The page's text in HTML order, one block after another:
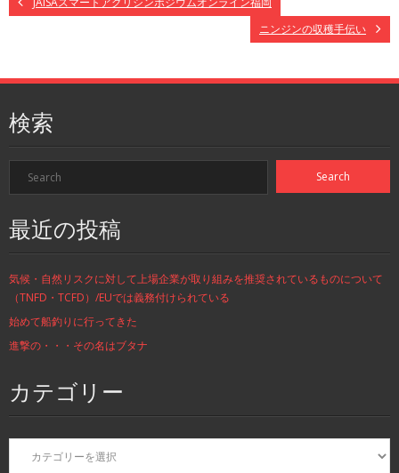
ニンジンの収穫手伝い
検索
最近の投稿
気候・自然リスクに対して上場企業が取り組みを推奨されているものについて
（TNFD・TCFD）/EUでは義務付けられている
始めて船釣りに行ってきた
進撃の・・・その名はブタナ
カテゴリー
カ